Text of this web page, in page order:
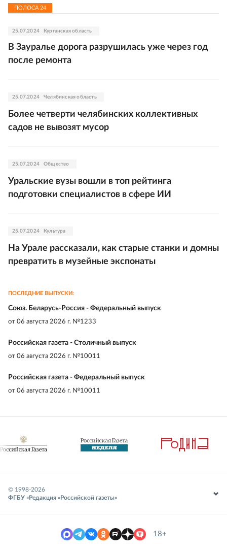
ПОЛОСА 24
25.07.2024 Курганская область
В Зауралье дорога разрушилась уже через год
после ремонта
25.07.2024 Челябинская область
Более четверти челябинских коллективных
садов не вывозят мусор
25.07.2024 Общество
Уральские вузы вошли в топ рейтинга
подготовки специалистов в сфере ИИ
25.07.2024 Культура
На Урале рассказали, как старые станки и домны
превратить в музейные экспонаты
ПОСЛЕДНИЕ ВЫПУСКИ:
Союз. Беларусь-Россия - Федеральный выпуск
от 06 августа 2026 г. №1233
Российская газета - Столичный выпуск
от 06 августа 2026 г. №10011
Российская газета - Федеральный выпуск
от 06 августа 2026 г. №10011
© 1998-2026
ФГБУ «Редакция «Российской газеты»
18+